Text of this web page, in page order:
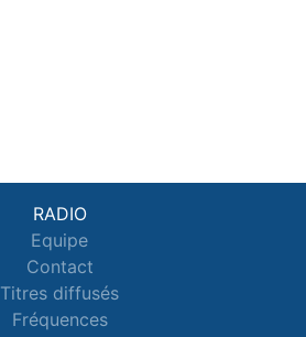
RADIO
Equipe
Contact
Titres diffusés
Fréquences